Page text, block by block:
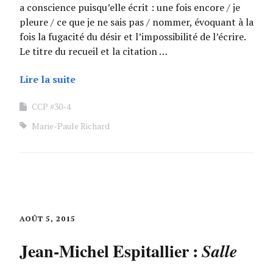
a conscience puisqu’elle écrit : une fois encore / je
pleure / ce que je ne sais pas / nommer, évoquant à la
fois la fugacité du désir et l’impossibilité de l’écrire.
Le titre du recueil et la citation …
Lire la suite
CCP #30-4
Marie-Paule Richard
AOÛT 5, 2015
Jean-Michel Espitallier : Salle